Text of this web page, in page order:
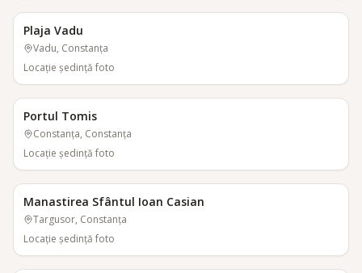
Plaja Vadu
Vadu, Constanța
Locaţie şedinţă foto
Portul Tomis
Constanța, Constanța
Locaţie şedinţă foto
Manastirea Sfântul Ioan Casian
Targusor, Constanța
Locaţie şedinţă foto